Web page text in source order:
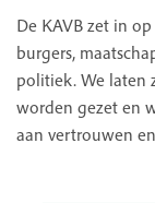
De KAVB zet in
burgers,
politiek. We laten
worden gezet en
aan vertrouwen